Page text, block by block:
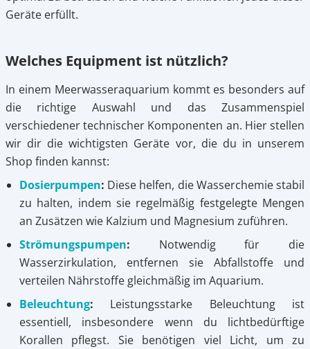
Geräte erfüllt.
Welches Equipment ist nützlich?
In einem Meerwasseraquarium kommt es besonders auf
die richtige Auswahl und das Zusammenspiel
verschiedener technischer Komponenten an. Hier stellen
wir dir die wichtigsten Geräte vor, die du in unserem
Shop finden kannst:
Dosierpumpen: Diese helfen, die Wasserchemie stabil
zu halten, indem sie regelmäßig festgelegte Mengen
an Zusätzen wie Kalzium und Magnesium zuführen.
Strömungspumpen: Notwendig für die
Wasserzirkulation, entfernen sie Abfallstoffe und
verteilen Nährstoffe gleichmäßig im Aquarium.
Beleuchtung: Leistungsstarke Beleuchtung ist
essentiell, insbesondere wenn du lichtbedürftige
Korallen pflegst. Sie benötigen viel Licht, um zu